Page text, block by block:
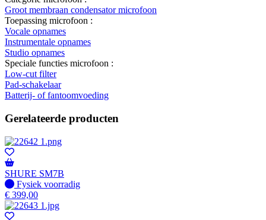
Groot membraan condensator microfoon
Toepassing microfoon :
Vocale opnames
Instrumentale opnames
Studio opnames
Speciale functies microfoon :
Low-cut filter
Pad-schakelaar
Batterij- of fantoomvoeding
Gerelateerde producten
SHURE SM7B
Fysiek voorradig
Fysiek voorradig
€ 399,00